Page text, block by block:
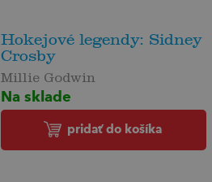
Hokejové legendy: Sidney
Crosby
Millie Godwin
Na sklade
pridať do košíka